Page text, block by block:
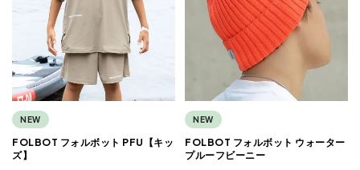
NEW
FOLBOT フォルボット PFU【キッ
ズ】
NEW
FOLBOT フォルボット ウォーター
プルーフビーニー